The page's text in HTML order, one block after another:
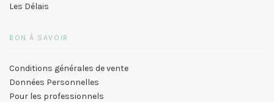
Les Délais
BON À SAVOIR
Conditions générales de vente
Données Personnelles
Pour les professionnels